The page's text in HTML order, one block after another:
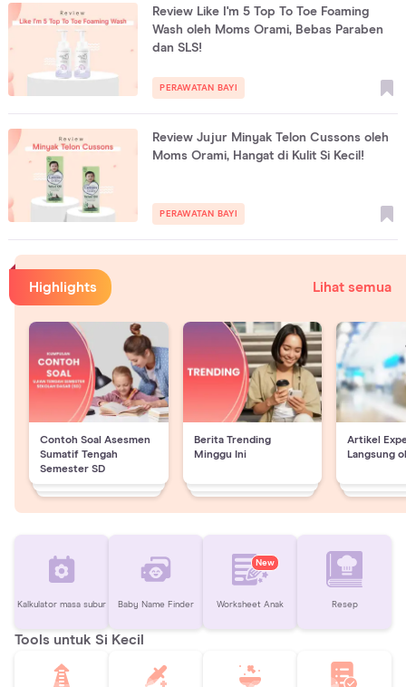
Review Like I'm 5 Top To Toe Foaming
Wash oleh Moms Orami, Bebas Paraben
dan SLS!
PERAWATAN BAYI
Review Jujur Minyak Telon Cussons oleh
Moms Orami, Hangat di Kulit Si Kecil!
PERAWATAN BAYI
Highlights Lihat semua
Contoh Soal Asesmen
Sumatif Tengah
Semester SD
Berita Trending
Minggu Ini
Artikel
Langsung
Kalkulator masa subur Baby Name Finder
New
Worksheet Anak Resep
Tools untuk Si Kecil